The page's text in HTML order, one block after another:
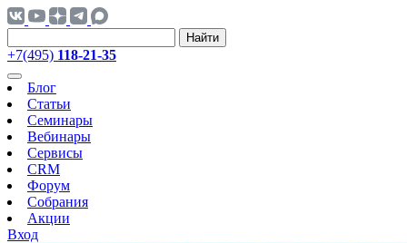
Найти
+7(495) 118-21-35
Блог
Статьи
Семинары
Вебинары
Сервисы
CRM
Форум
Собрания
Акции
Вход